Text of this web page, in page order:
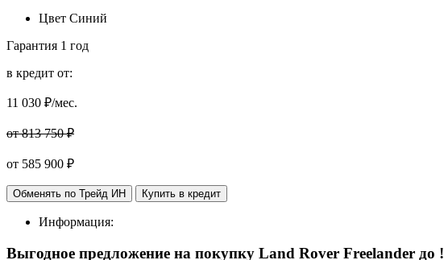
Цвет Синий
Гарантия 1 год
в кредит от:
11 030 ₽/мес.
от 813 750 ₽
от 585 900 ₽
Обменять по Трейд ИН Купить в кредит
Информация:
Выгодное предложение на покупку Land Rover Freelander до !